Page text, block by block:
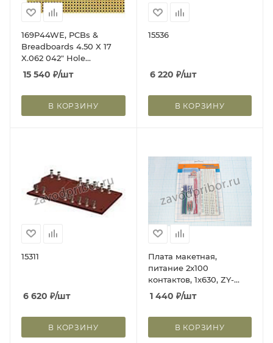
169P44WE, PCBs &
Breadboards 4.50 X 17
X.062 042" Hole
Diameter
15 540 ₽/шт
В КОРЗИНУ
15536
6 220 ₽/шт
В КОРЗИНУ
15311
6 620 ₽/шт
В КОРЗИНУ
Плата макетная,
питание 2x100
контактов, 1x630, ZY-
102+J, Iron+перемычки
алюминиевые;№8068 A
2x100\1x630\ZY-
102+J\Iron+перем
1 440 ₽/шт
В КОРЗИНУ